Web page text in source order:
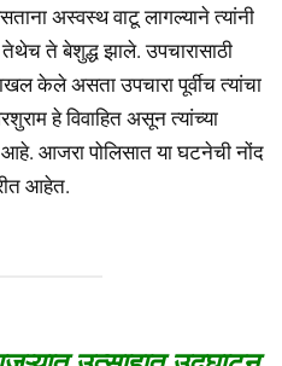
अस्वस्थ वाटू लागल्याने त्यांनी
ते बेशुद्ध झाले. उपचारासाठी
केले असता उपचारा पूर्वीच त्यांचा
हे विवाहित असून त्यांच्या
आहे. आजरा पोलिसात या घटनेची नोंद
आहेत.